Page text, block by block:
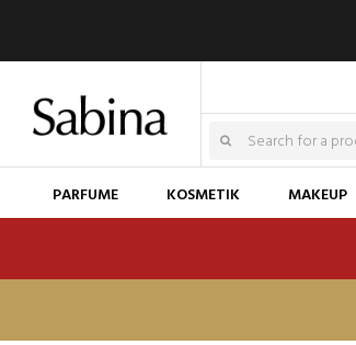
PARFUME KOSMETIK MAKEUP